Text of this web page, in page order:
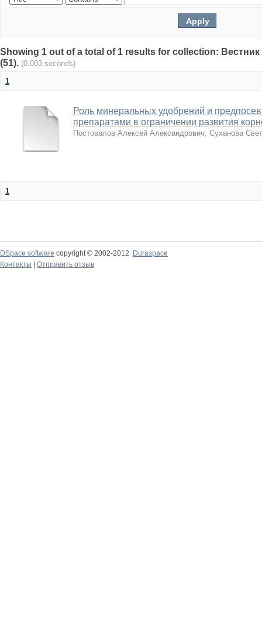
Showing 1 out of a total of 1 results for collection:
(51). (0.003 seconds)
1
Роль минеральных удобрений и
препаратами в ограничении развития
Постовалов Алексей Александрович; Суханова
1
DSpace software copyright © 2002-2012
Duraspace
Контакты
Отправить отзыв